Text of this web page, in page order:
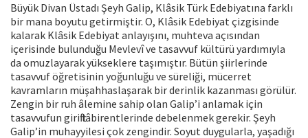
Büyük Divan Üstadı Şeyh Galip, Klâsik Türk Edebiyatına farklı
bir mana boyutu getirmiştir. O, Klâsik Edebiyat çizgisinde
kalarak Klâsik Edebiyat anlayışını, muhteva açısından
içerisinde bulunduğu Mevlevî ve tasavvuf kültürü yardımıyla
da omuzlayarak yükseklere taşımıştır. Bütün şiirlerinde
tasavvuf öğretisinin yoğunluğu ve süreliği, mücerret
kavramların müşahhaslaşarak bir derinlik kazanması görülür.
Zengin bir ruh âlemine sahip olan Galip’i anlamak için
tasavvufun girift lâbirentlerinde debelenmek gerekir. Şeyh
Galip’in muhayyilesi çok zengindir. Soyut duygularla, yaşadığı